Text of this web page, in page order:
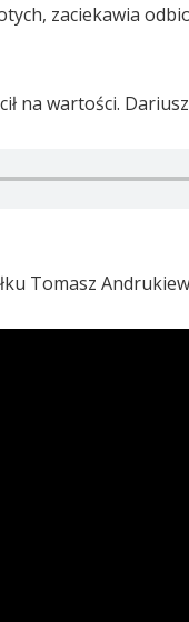
zaciekawia
na wartości.
Tomasz